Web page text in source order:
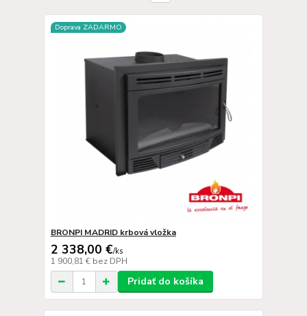
Doprava ZADARMO
BRONPI MADRID krbová vložka
2 338,00 €/ks
1 900,81 € bez DPH
Pridať do košíka